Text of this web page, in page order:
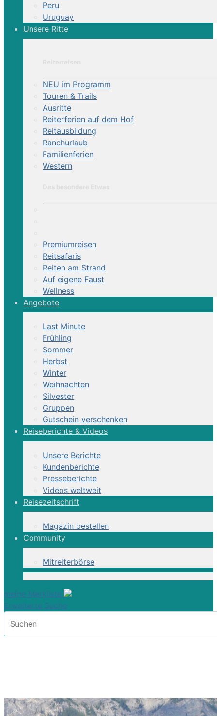
Peru
Uruguay
Unsere Ritte
NEU im Programm
Touren & Trails
Ausritte
Reiterferien auf dem Hof
Reitausbildung
Ranchurlaub
Familienferien
Western
Premiumreisen
Reitsafaris
Reiten am Strand
Auf eigene Faust
Wellness
Angebote
Last Minute
Frühling
Sommer
Herbst
Winter
Weihnachten
Silvester
Gruppen
Gutschein verschenken
Reiseberichte & Videos
Unsere Berichte
Kundenberichte
Presseberichte
Videos weltweit
Reisezeitschrift
Magazin bestellen
Community
Mitreiterbörse
meine Merkliste
Erweiterte Suche